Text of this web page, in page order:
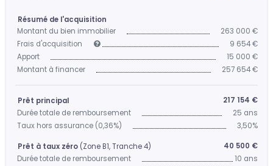
Résumé de l'acquisition
Montant du bien immobilier
263 000 €
Frais d'acquisition
9 654 €
Apport
15 000 €
Montant à financer
257 654 €
Prêt principal
217 154 €
Durée totale de remboursement
25 ans
Taux hors assurance (0,36%)
3,50%
Prêt à taux zéro (Zone B1, Tranche 4)
40 500 €
Durée totale de remboursement
10 ans